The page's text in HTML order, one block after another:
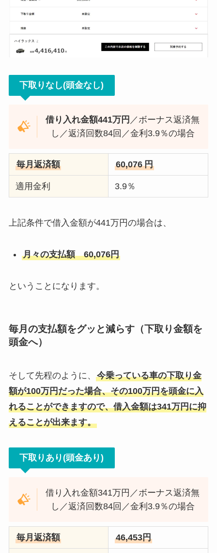
下取りなし(頭金なし)
借り入れ金額441万円 ／ボーナス返済無
し／返済回数84回／金利3.9％の場合
毎月返済額 60,076 円
適用金利 3.9％
上記条件で借入金額が441万円の場合は、
月々の支払額 60,076円
ということになります。
毎月の支払額をグッと減らす（下取り金額を
頭金へ）
そして先程のように、 今乗っている車の下取り金
額が100万円だった場合、その100万円を頭金に入
れることができますので、借入金額は341万円に抑
えることが出来ます。
下取りあり(頭金あり)
借り入れ金額341万円／ボーナス返済無
し／返済回数84回／金利3.9％の場合
毎月返済額 46,453円